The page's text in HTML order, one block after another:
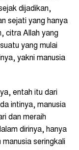
dijadikan,
sejati yang hanya
citra Allah yang
yang mulai
yakni manusia
entah itu dari
intinya, manusia
dan meraih
dirinya, hanya
manusia seringkali